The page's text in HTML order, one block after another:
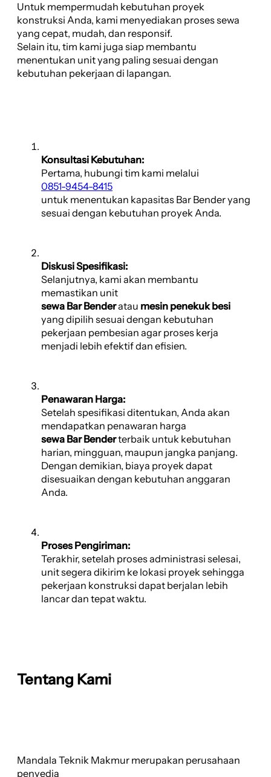
Untuk mempermudah kebutuhan proyek
konstruksi Anda, kami menyediakan proses sewa
yang cepat, mudah, dan responsif.
Selain itu, tim kami juga siap membantu
menentukan unit yang paling sesuai dengan
kebutuhan pekerjaan di lapangan.
Konsultasi Kebutuhan:
Pertama, hubungi tim kami melalui
0851-9454-8415
untuk menentukan kapasitas Bar Bender yang
sesuai dengan kebutuhan proyek Anda.
Diskusi Spesifikasi:
Selanjutnya, kami akan membantu
memastikan unit
sewa Bar Benderatau mesin penekuk besi
yang dipilih sesuai dengan kebutuhan
pekerjaan pembesian agar proses kerja
menjadi lebih efektif dan efisien.
Penawaran Harga:
Setelah spesifikasi ditentukan, Anda akan
mendapatkan penawaran harga
sewa Bar Benderterbaik untuk kebutuhan
harian, mingguan, maupun jangka panjang.
Dengan demikian, biaya proyek dapat
disesuaikan dengan kebutuhan anggaran
Anda.
Proses Pengiriman:
Terakhir, setelah proses administrasi selesai,
unit segera dikirim ke lokasi proyek sehingga
pekerjaan konstruksi dapat berjalan lebih
lancar dan tepat waktu.
Tentang Kami
Mandala Teknik Makmur merupakan perusahaan
penyedia